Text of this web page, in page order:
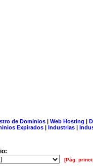
de Dominios| Web Hosting |
Expirados | Industrias |
[Pág.